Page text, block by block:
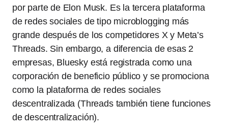
por parte de Elon Musk. Es la tercera plataforma
de redes sociales de tipo microblogging más
grande después de los competidores X y Meta’s
Threads. Sin embargo, a diferencia de esas 2
empresas, Bluesky está registrada como una
corporación de beneficio público y se promociona
como la plataforma de redes sociales
descentralizada (Threads también tiene funciones
de descentralización).